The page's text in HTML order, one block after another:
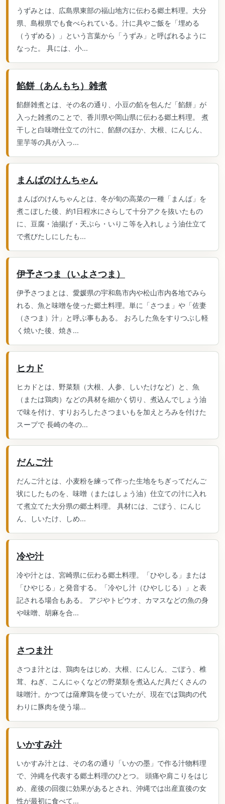
うずみとは、広島県東部の福山地方に伝わる郷土料理。大分
県、島根県でも食べられている。汁に具やご飯を「埋める
（うずめる）」という言葉から「うずみ」と呼ばれるように
なった。 具には、小...
餡餅（あんもち）雑煮
餡餅雑煮とは、その名の通り、小豆の餡を包んだ「餡餅」が
入った雑煮のことで、香川県や岡山県に伝わる郷土料理。 煮
干しと白味噌仕立ての汁に、餡餅のほか、大根、にんじん、
里芋等の具が入っ...
まんばのけんちゃん
まんばのけんちゃんとは、冬が旬の高菜の一種「まんば」を
煮こぼした後、約1日程水にさらして十分アクを抜いたもの
に、豆腐・油揚げ・天ぷら・いりこ等を入れしょう油仕立て
で煮びたしにしたも...
伊予さつま（いよさつま）
伊予さつまとは、愛媛県の宇和島市内や松山市内各地でみら
れる、魚と味噌を使った郷土料理。単に「さつま」や「佐妻
（さつま）汁」と呼ぶ事もある。 おろした魚をすりつぶし軽
く焼いた後、焼き...
ヒカド
ヒカドとは、野菜類（大根、人参、しいたけなど）と、魚
（または鶏肉）などの具材を細かく切り、煮込んでしょう油
で味を付け、すりおろしたさつまいもを加えとろみを付けた
スープで 長崎の冬の...
だんご汁
だんご汁とは、小麦粉を練って作った生地をちぎってだんご
状にしたものを、味噌（またはしょう油）仕立ての汁に入れ
て煮立てた大分県の郷土料理。 具材には、ごぼう、にんじ
ん、しいたけ、しめ...
冷や汁
冷や汁とは、宮崎県に伝わる郷土料理。「ひやしる」または
「ひやじる」と発音する。「冷やし汁（ひやしじる）」と表
記される場合もある。 アジやトビウオ、カマスなどの魚の身
や味噌、胡麻を合...
さつま汁
さつま汁とは、鶏肉をはじめ、大根、にんじん、ごぼう、椎
茸、ねぎ、こんにゃくなどの野菜類を煮込んだ具だくさんの
味噌汁。かつては薩摩鶏を使っていたが、現在では鶏肉の代
わりに豚肉を使う場...
いかすみ汁
いかすみ汁とは、その名の通り「いかの墨」で作る汁物料理
で、沖縄を代表する郷土料理のひとつ。 頭痛や肩こりをはじ
め、産後の回復に効果があるとされ、沖縄では出産直後の女
性が最初に食べて...